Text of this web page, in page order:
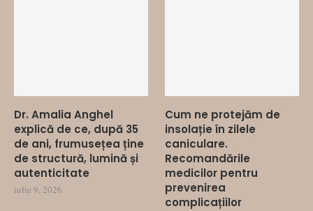
Dr. Amalia Anghel
explică de ce, după 35
de ani, frumusețea ține
de structură, lumină și
autenticitate
iulie 9, 2026
Cum ne protejăm de
insolație în zilele
caniculare.
Recomandările
medicilor pentru
prevenirea
complicațiilor